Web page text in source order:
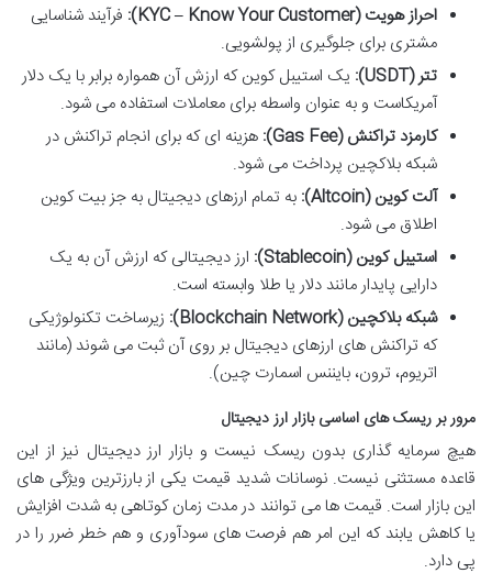
احراز هویت (KYC – Know Your Customer):
فرآیند شناسایی
مشتری برای جلوگیری از پولشویی.
تتر (USDT):
یک استیبل کوین که ارزش آن همواره برابر با یک دلار
آمریکاست و به عنوان واسطه برای معاملات استفاده می شود.
کارمزد تراکنش (Gas Fee):
هزینه ای که برای انجام تراکنش در
شبکه بلاکچین پرداخت می شود.
آلت کوین (Altcoin):
به تمام ارزهای دیجیتال به جز بیت کوین
اطلاق می شود.
استیبل کوین (Stablecoin):
ارز دیجیتالی که ارزش آن به یک
دارایی پایدار مانند دلار یا طلا وابسته است.
شبکه بلاکچین (Blockchain Network):
زیرساخت تکنولوژیکی
که تراکنش های ارزهای دیجیتال بر روی آن ثبت می شوند (مانند
اتریوم، ترون، بایننس اسمارت چین).
مرور بر ریسک های اساسی بازار ارز دیجیتال
هیچ سرمایه گذاری بدون ریسک نیست و بازار ارز دیجیتال نیز از این
قاعده مستثنی نیست. نوسانات شدید قیمت یکی از بارزترین ویژگی های
این بازار است. قیمت ها می توانند در مدت زمان کوتاهی به شدت افزایش
یا کاهش یابند که این امر هم فرصت های سودآوری و هم خطر ضرر را در
پی دارد.